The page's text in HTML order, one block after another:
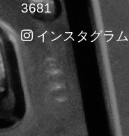
3681
インスタグラム